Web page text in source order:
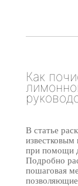
Как
В статье
при помощи
Подробно
пошаговая